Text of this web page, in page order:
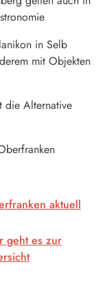
in Selb
mit Objekten
die Alternative
aktuell
geht es zur